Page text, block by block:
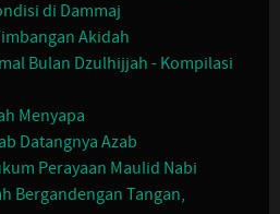
di Dammaj
Akidah
Bulan Dzulhijjah - Kompilasi
Menyapa
Datangnya Azab
Perayaan Maulid Nabi
Bergandengan Tangan,